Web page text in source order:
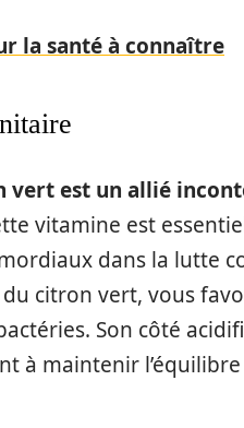
la santé à connaître
vert est un allié
vitamine est
dans la lutte
citron vert, vous
Son côté
à maintenir